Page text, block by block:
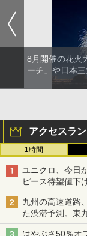
8月開催の花火
ーチ」や日本
アクセスラ
1時間
ユニクロ、今日
ピース待望値下
九州の高速道路
た渋滞予測。東
はやぶさ50％オ